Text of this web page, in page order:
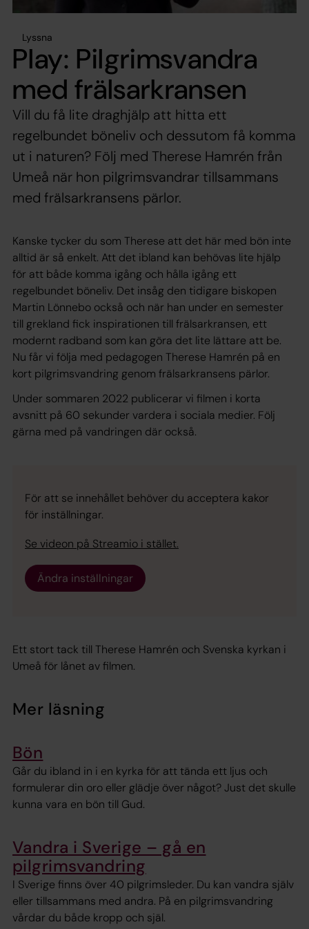
Lyssna
Play: Pilgrimsvandra
med frälsarkransen
Vill du få lite draghjälp att hitta ett
regelbundet böneliv och dessutom få komma
ut i naturen? Följ med Therese Hamrén från
Umeå när hon pilgrimsvandrar tillsammans
med frälsarkransens pärlor.
Kanske tycker du som Therese att det här med bön inte
alltid är så enkelt. Att det ibland kan behövas lite hjälp
för att både komma igång och hålla igång ett
regelbundet böneliv. Det insåg den tidigare biskopen
Martin Lönnebo också och när han under en semester
till grekland fick inspirationen till frälsarkransen, ett
modernt radband som kan göra det lite lättare att be.
Nu får vi följa med pedagogen Therese Hamrén på en
kort pilgrimsvandring genom frälsarkransens pärlor.
Under sommaren 2022 publicerar vi filmen i korta
avsnitt på 60 sekunder vardera i sociala medier. Följ
gärna med på vandringen där också.
För att se innehållet behöver du acceptera kakor
för inställningar.
Se videon på Streamio i stället.
Ändra inställningar
Ett stort tack till Therese Hamrén och Svenska kyrkan i
Umeå för lånet av filmen.
Mer läsning
Bön
Går du ibland in i en kyrka för att tända ett ljus och
formulerar din oro eller glädje över något? Just det skulle
kunna vara en bön till Gud.
Vandra i Sverige – gå en
pilgrimsvandring
I Sverige finns över 40 pilgrimsleder. Du kan vandra själv
eller tillsammans med andra. På en pilgrimsvandring
vårdar du både kropp och själ.